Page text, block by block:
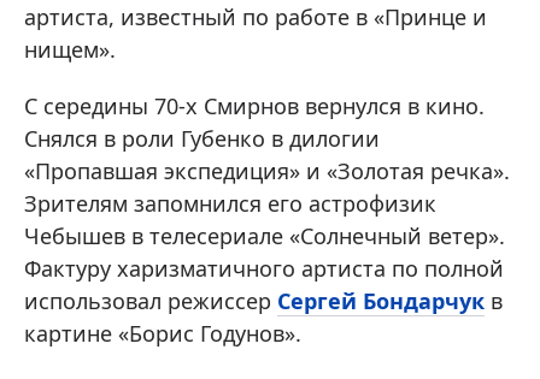
артиста, известный по работе в «Принце и
нищем».
С середины 70-х Смирнов вернулся в кино.
Снялся в роли Губенко в дилогии
«Пропавшая экспедиция» и «Золотая речка».
Зрителям запомнился его астрофизик
Чебышев в телесериале «Солнечный ветер».
Фактуру харизматичного артиста по полной
использовал режиссер Сергей Бондарчук в
картине «Борис Годунов».